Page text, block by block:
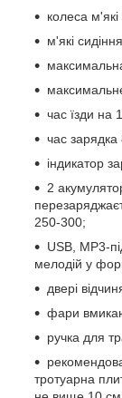
колеса
м'які
час їзди на
час
індикатор
2
250-300;
USB, MP3-
мелодій у
двері
фари
ручка для
тротуарна